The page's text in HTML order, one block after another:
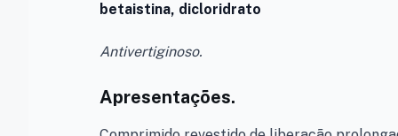
betaistina, dicloridrato
Antivertiginoso.
Apresentações.